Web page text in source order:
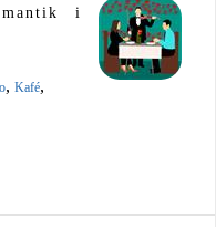
i
, Kafé,